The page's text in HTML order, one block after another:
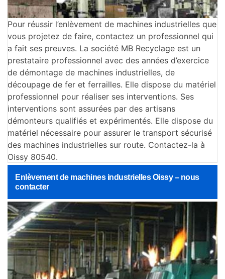
Pour réussir l’enlèvement de machines industrielles que
vous projetez de faire, contactez un professionnel qui
a fait ses preuves. La société MB Recyclage est un
prestataire professionnel avec des années d’exercice
de démontage de machines industrielles, de
découpage de fer et ferrailles. Elle dispose du matériel
professionnel pour réaliser ses interventions. Ses
interventions sont assurées par des artisans
démonteurs qualifiés et expérimentés. Elle dispose du
matériel nécessaire pour assurer le transport sécurisé
des machines industrielles sur route. Contactez-la à
Oissy 80540.
Enlèvement de machines industrielles Oissy – nous
contacter